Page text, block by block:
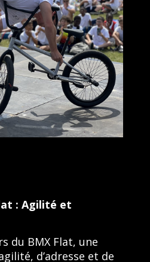
: Agilité et
du BMX Flat, une
d’adresse et de